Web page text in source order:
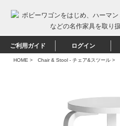
ご利用ガイド ログイン
HOME > Chair & Stool - チェア&スツール >